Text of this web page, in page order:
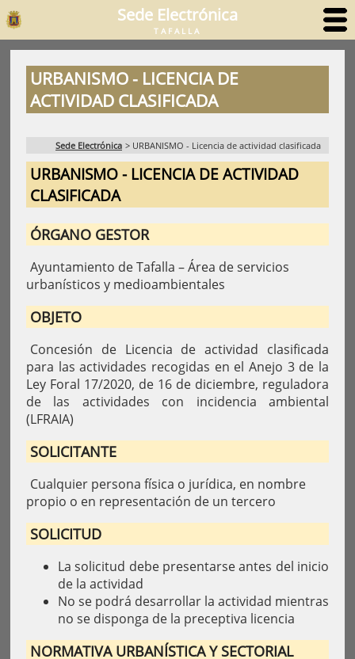
Sede Electrónica
TAFALLA
URBANISMO - LICENCIA DE
ACTIVIDAD CLASIFICADA
Sede Electrónica > URBANISMO - Licencia de actividad clasificada
URBANISMO - LICENCIA DE ACTIVIDAD
CLASIFICADA
ÓRGANO GESTOR
Ayuntamiento de Tafalla – Área de servicios
urbanísticos y medioambientales
OBJETO
Concesión de Licencia de actividad clasificada
para las actividades recogidas en el Anejo 3 de la
Ley Foral 17/2020, de 16 de diciembre, reguladora
de las actividades con incidencia ambiental
(LFRAIA)
SOLICITANTE
Cualquier persona física o jurídica, en nombre
propio o en representación de un tercero
SOLICITUD
La solicitud debe presentarse antes del inicio
de la actividad
No se podrá desarrollar la actividad mientras
no se disponga de la preceptiva licencia
NORMATIVA URBANÍSTICA Y SECTORIAL